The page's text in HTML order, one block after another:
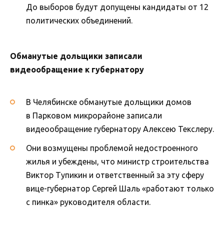
До выборов будут допущены кандидаты от 12
политических объединений.
Обманутые дольщики записали
видеообращение к губернатору
В Челябинске обманутые дольщики домов
в Парковом микрорайоне записали
видеообращение губернатору Алексею Текслеру.
Они возмущены проблемой недостроенного
жилья и убеждены, что министр строительства
Виктор Тупикин и ответственный за эту сферу
вице-губернатор Сергей Шаль «работают только
с пинка» руководителя области.